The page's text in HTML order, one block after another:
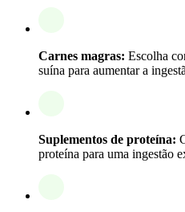
Carnes magras: Escolha
suína para aumentar a
Suplementos de proteína:
proteína para uma ingestão